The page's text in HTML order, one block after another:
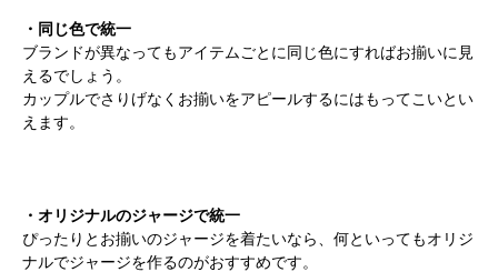
・同じ色で統一
ブランドが異なってもアイテムごとに同じ色にすればお揃いに見
えるでしょう。
カップルでさりげなくお揃いをアピールするにはもってこいとい
えます。
・オリジナルのジャージで統一
ぴったりとお揃いのジャージを着たいなら、何といってもオリジ
ナルでジャージを作るのがおすすめです。